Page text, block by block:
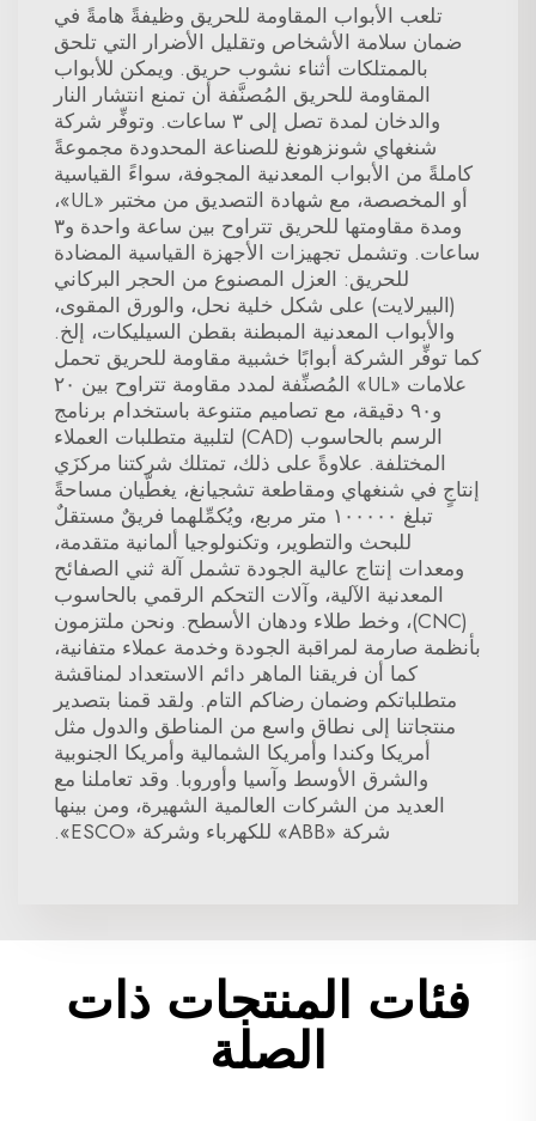
تلعب الأبواب المقاومة للحريق وظيفةً هامةً في
ضمان سلامة الأشخاص وتقليل الأضرار التي تلحق
بالممتلكات أثناء نشوب حريق. ويمكن للأبواب
المقاومة للحريق المُصنَّفة أن تمنع انتشار النار
والدخان لمدة تصل إلى ٣ ساعات. وتوفِّر شركة
شنغهاي شونزهونغ للصناعة المحدودة مجموعةً
كاملةً من الأبواب المعدنية المجوفة، سواءً القياسية
أو المخصصة، مع شهادة التصديق من مختبر «UL»،
ومدة مقاومتها للحريق تتراوح بين ساعة واحدة و٣
ساعات. وتشمل تجهيزات الأجهزة القياسية المضادة
للحريق: العزل المصنوع من الحجر البركاني
(البيرلايت) على شكل خلية نحل، والورق المقوى،
والأبواب المعدنية المبطنة بقطن السيليكات، إلخ.
كما توفِّر الشركة أبوابًا خشبية مقاومة للحريق تحمل
علامات «UL» المُصنِّفة لمدد مقاومة تتراوح بين ٢٠
و٩٠ دقيقة، مع تصاميم متنوعة باستخدام برنامج
الرسم بالحاسوب (CAD) لتلبية متطلبات العملاء
المختلفة. علاوةً على ذلك، تمتلك شركتنا مركزَي
إنتاجٍ في شنغهاي ومقاطعة تشجيانغ، يغطّيان مساحةً
تبلغ ١٠٠٠٠٠ متر مربع، ويُكمِّلهما فريقٌ مستقلٌ
للبحث والتطوير، وتكنولوجيا ألمانية متقدمة،
ومعدات إنتاج عالية الجودة تشمل آلة ثني الصفائح
المعدنية الآلية، وآلات التحكم الرقمي بالحاسوب
(CNC)، وخط طلاء ودهان الأسطح. ونحن ملتزمون
بأنظمة صارمة لمراقبة الجودة وخدمة عملاء متفانية،
كما أن فريقنا الماهر دائم الاستعداد لمناقشة
متطلباتكم وضمان رضاكم التام. ولقد قمنا بتصدير
منتجاتنا إلى نطاق واسع من المناطق والدول مثل
أمريكا وكندا وأمريكا الشمالية وأمريكا الجنوبية
والشرق الأوسط وآسيا وأوروبا. وقد تعاملنا مع
العديد من الشركات العالمية الشهيرة، ومن بينها
شركة «ABB» للكهرباء وشركة «ESCO».
فئات المنتجات ذات
الصلة